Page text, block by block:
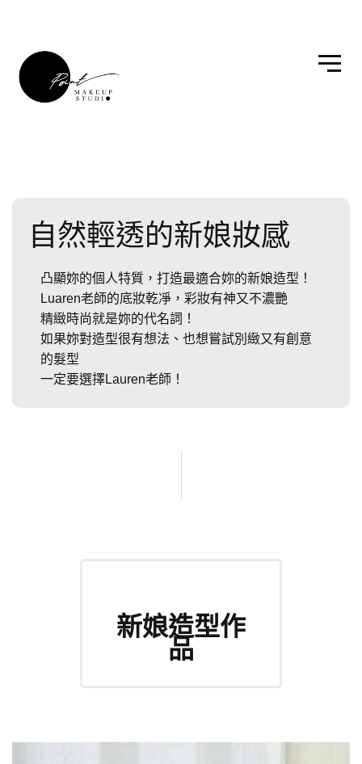
自然輕透的新娘妝感
凸顯妳的個人特質，打造最適合妳的新娘造型！
Luaren老師的底妝乾凈，彩妝有神又不濃艷
精緻時尚就是妳的代名詞！
如果妳對造型很有想法、也想嘗試別緻又有創意
的髮型
一定要選擇Lauren老師！
新娘造型作
品